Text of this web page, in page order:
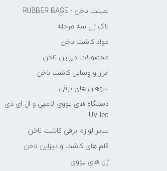
لمینت ناخن - RUBBER BASE
لاک ژل سه مرحله
مواد کاشت ناخن
محصولات دیزاین ناخن
ابزار و وسایل کاشت ناخن
سوهان های برقی
دستگاه های یووی لامپی و ال ای دی
UV led
سایر لوازم برقی کاشت ناخن
قلم های کاشت و دیزاین ناخن
ژل های یووی